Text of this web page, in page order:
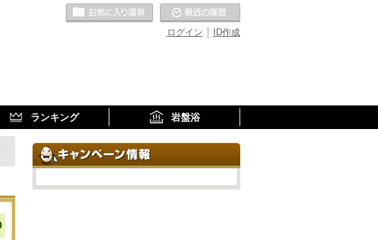
ID作成
ログイン
お気に入りの温泉
ランキング 岩盤浴